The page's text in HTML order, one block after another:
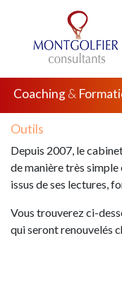
Coaching&
Outils
Depuis 2007, le
de manière très
issus de ses lectures,
Vous trouverez ci-
qui seront renouvelés